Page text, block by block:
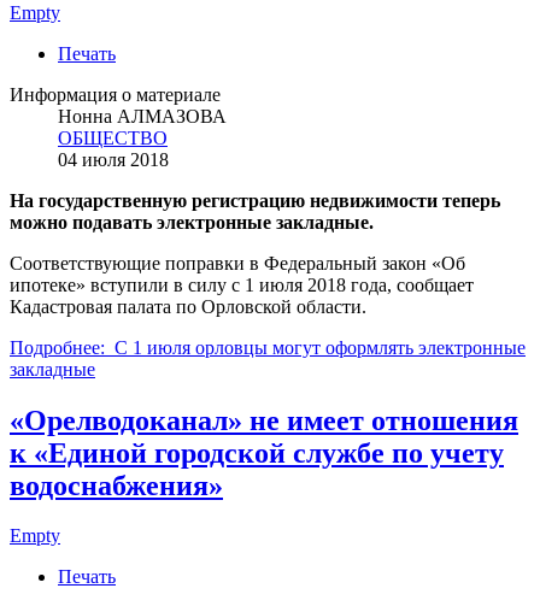
Empty
Печать
Информация о материале
Нонна АЛМАЗОВА
ОБЩЕСТВО
04 июля 2018
На государственную регистрацию недвижимости теперь
можно подавать электронные закладные.
Соответствующие поправки в Федеральный закон «Об
ипотеке» вступили в силу с 1 июля 2018 года, сообщает
Кадастровая палата по Орловской области.
Подробнее: С 1 июля орловцы могут оформлять электронные
закладные
«Орелводоканал» не имеет отношения
к «Единой городской службе по учету
водоснабжения»
Empty
Печать